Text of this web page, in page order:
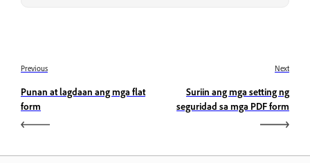
Previous
Punan at lagdaan ang mga flat
form
Next
Suriin ang mga setting ng
seguridad sa mga PDF form